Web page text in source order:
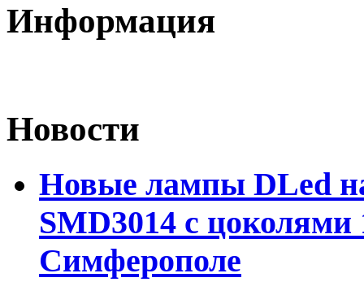
Информация
Новости
Новые лампы DLed
SMD3014 с цоколями
Симферополе